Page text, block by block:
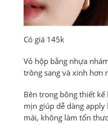
Có giá 145k
Vỏ hộp bằng nhựa
trông sang và xinh hơn
Bên trong bông thiết
mịn giúp dễ dàng apply
mái, không làm tổn